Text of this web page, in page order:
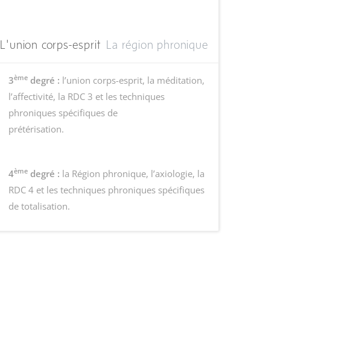
L'union corps-esprit La région phronique
3èmedegré : l’union corps-esprit, la méditation,
l’affectivité, la RDC 3 et les techniques
phroniques spécifiques de
prétérisation.
4èmedegré : la Région phronique, l’axiologie, la
RDC 4 et les techniques phroniques spécifiques
de totalisation.